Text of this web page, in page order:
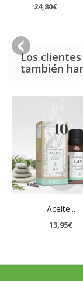
24,80€
Los
también
Aceite...
13,95€